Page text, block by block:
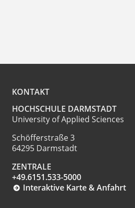
KONTAKT
HOCHSCHULE DARMSTADT
University of Applied Sciences
Schöfferstraße 3
64295 Darmstadt
ZENTRALE
+49.6151.533-5000
Interaktive Karte & Anfahrt